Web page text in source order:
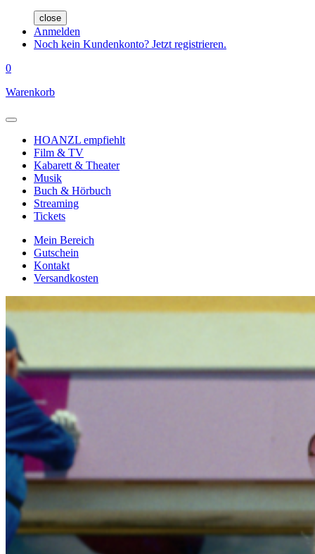
close
Anmelden
Noch kein Kundenkonto? Jetzt registrieren.
0
Warenkorb
HOANZL empfiehlt
Film & TV
Kabarett & Theater
Musik
Buch & Hörbuch
Streaming
Tickets
Mein Bereich
Gutschein
Kontakt
Versandkosten